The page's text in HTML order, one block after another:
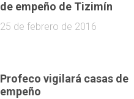
de empeño de Tizimín
25 de febrero de 2016
Profeco vigilará casas de
empeño